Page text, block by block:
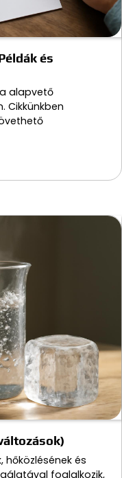
és
alapvető
Cikkünkben
és
foglalkozik,